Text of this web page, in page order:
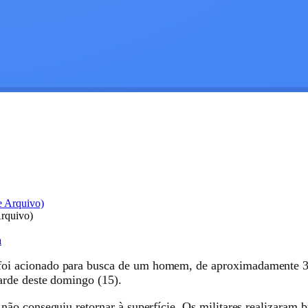
para busca de um homem, de aproximadamente
deste domingo (15).